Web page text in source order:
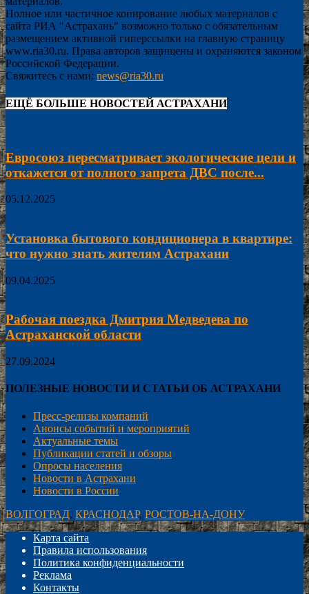
Полное или частичное копирование любых материалов с
сайта РИА "Астрахань" возможно только с обязательным
размещением активной гиперссылки на главную страницу
www.ria30.ru. Права авторов защищены и охраняются законом
Российской Федерации.
Свяжитесь с нами: news@ria30.ru
ЕЩЁ БОЛЬШЕ НОВОСТЕЙ АСТРАХАНИ
Евросоюз пересматривает экологические цели и
откажется от полного запрета ДВС после...
05.12.2025
Установка бытового кондиционера в квартире:
что нужно знать жителям Астрахани
09.04.2025
Рабочая поездка Дмитрия Медведева по
Астраханской области
27.09.2024
ПОЛЕЗНЫЕ НОВОСТИ И СТАТЬИ ОБ АСТРАХАНИ
Пресс-релизы компаний
Анонсы событий и мероприятий
Актуальные темы
Публикации статей и обзоры
Опросы населения
Новости в Астрахани
Новости в России
ВОЛГОГРАД, КРАСНОДАР, РОСТОВ-НА-ДОНУ
Карта сайта
Правила использования
Политика конфиденциальности
Реклама
Контакты